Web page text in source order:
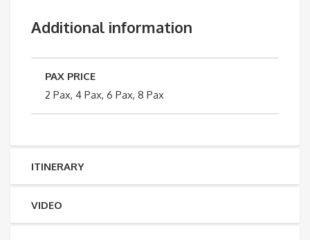
Additional information
PAX PRICE
2 Pax, 4 Pax, 6 Pax, 8 Pax
ITINERARY
VIDEO